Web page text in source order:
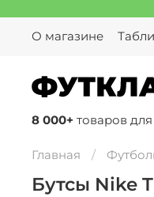
О магазине
8 000+ товаров
Главная
Бутсы Nike